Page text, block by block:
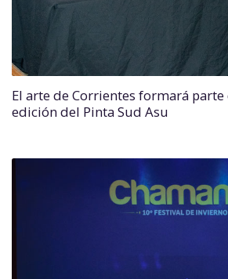
El arte de Corrientes formará
edición del Pinta Sud Asu